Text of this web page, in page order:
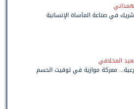
في صناعة المأساة الإنسانية
المخلافي
معركة موازية في توقيت الحسم